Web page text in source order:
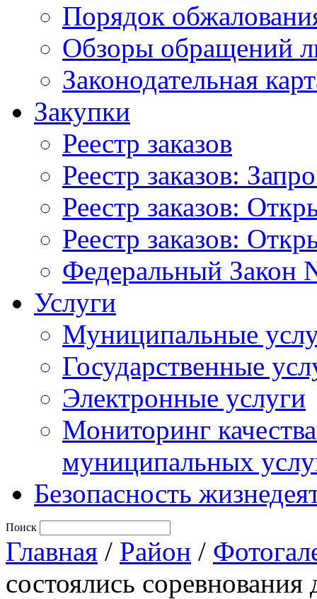
Порядок
Обзоры обращений
Законодательная
Закупки
Реестр заказов
Реестр заказов:
Реестр заказов:
Реестр заказов:
Федеральный Закон
Услуги
Муниципальные
Государственные
Электронные услуги
Мониторинг
муниципальных
Безопасность
Поиск
Главная / Район /
состоялись